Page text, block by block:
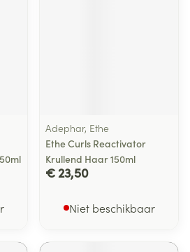
Adephar, Ethe
Ethe Curls Reactivator
Krullend Haar 150ml
€ 23,50
Niet beschikbaar